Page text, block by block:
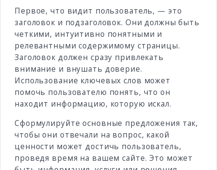
Первое, что видит пользователь, — это
заголовок и подзаголовок. Они должны быть
четкими, интуитивно понятными и
релевантными содержимому страницы.
Заголовок должен сразу привлекать
внимание и внушать доверие.
Использование ключевых слов может
помочь пользователю понять, что он
находит информацию, которую искал.
Сформулируйте основные предложения так,
чтобы они отвечали на вопрос, какой
ценности может достичь пользователь,
проведя время на вашем сайте. Это может